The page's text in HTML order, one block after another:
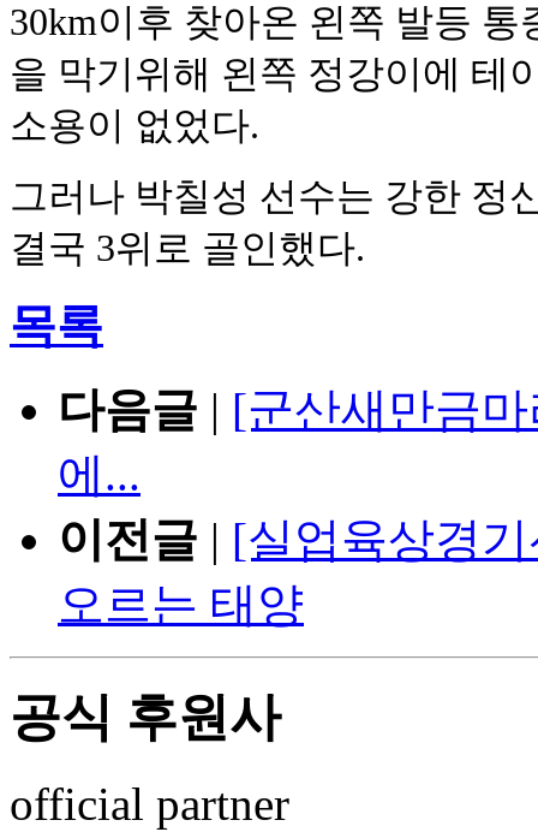
30km이후 찾아온 왼쪽 발등
을 막기위해 왼쪽 정강이에 테
소용이 없었다.
그러나 박칠성 선수는 강한 정
결국 3위로 골인했다.
목록
다음글 | [군산새만금
에...
이전글 | [실업육상경
오르는 태양
공식 후원사
official partner